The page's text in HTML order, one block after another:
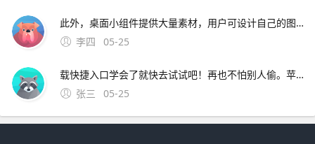
此外，桌面小组件提供大量素材，用户可设计自己的图标模板并推广创意小组件以小清新风格为主，图标外观可更改，如改成小熊形状图标修改隐藏不仅能修改手机软件图标，还能更换动态手机壁纸换图标桌面美化允许用户设计独具一格的软件图标，设置图标的背景主色字体字号和形状图标小咖秀修
李四
05-25
载快捷入口学会了就快去试试吧！再也不怕别人偷。苹果壁纸分享站高清iPhone壁纸图片站喜欢本期壁纸，就点赞关注一下吧每天推送，各种类型的的苹果iPhone手机壁纸手机壁纸，苹。爆火的防偷看手机壁纸上新了~千万别错过这个超适合春节用的熊非熊偷看手机财神动态壁纸
张三
05-25